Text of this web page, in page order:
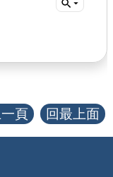
頁 回最上面